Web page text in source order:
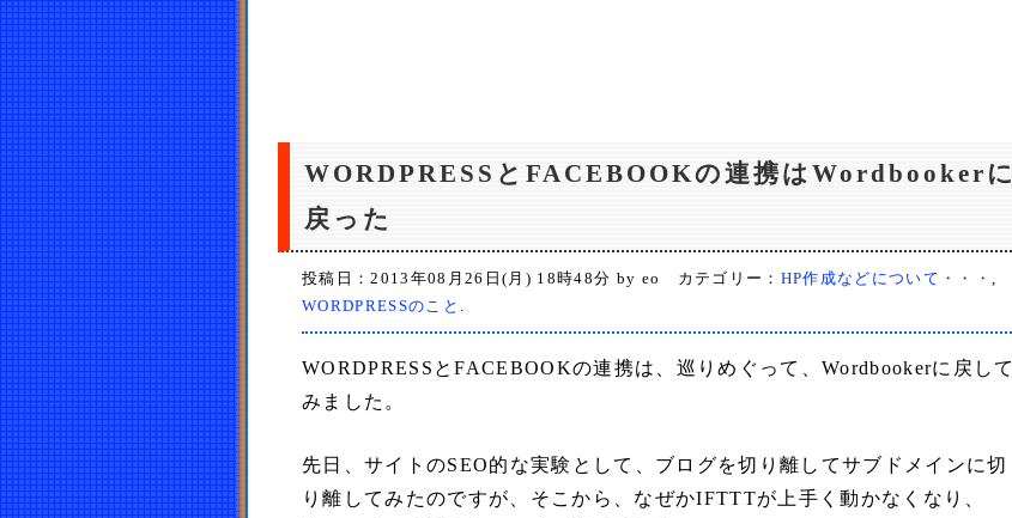
WORDPRESSとFACEBOOKの連携はWordbookerに
戻った
投稿日：2013年08月26日(月) 18時48分 by eo カテゴリー： HP作成などについて・・・,
WORDPRESSのこと .
WORDPRESSとFACEBOOKの連携は、巡りめぐって、Wordbookerに戻して
みました。
先日、サイトのSEO的な実験として、ブログを切り離してサブドメインに切
り離してみたのですが、そこから、なぜかIFTTTが上手く動かなくなり、